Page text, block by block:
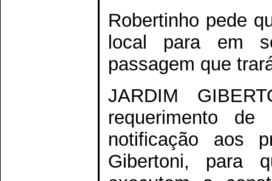
Robertinho pede
local para em
passagem que
JARDIM
requerimento
notificação aos
Gibertoni, para